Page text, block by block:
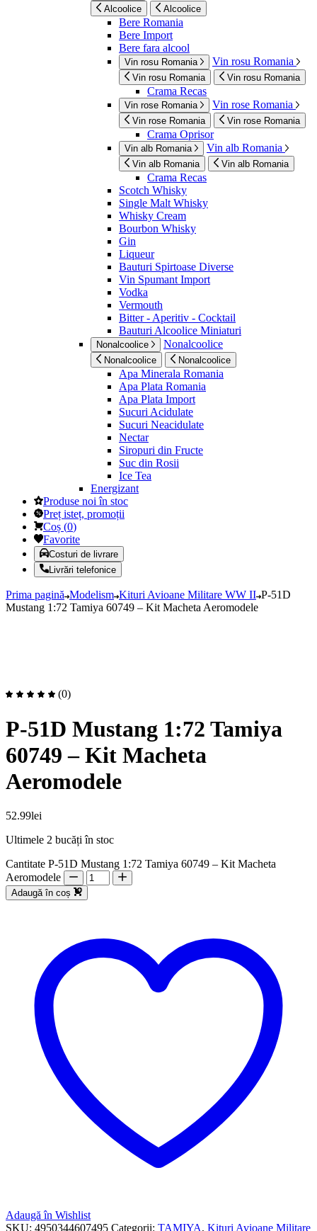
Alcoolice Alcoolice
Bere Romania
Bere Import
Bere fara alcool
Vin rosu Romania Vin rosu Romania
Vin rosu Romania Vin rosu Romania
Crama Recas
Vin rose Romania Vin rose Romania
Vin rose Romania Vin rose Romania
Crama Oprisor
Vin alb Romania Vin alb Romania
Vin alb Romania Vin alb Romania
Crama Recas
Scotch Whisky
Single Malt Whisky
Whisky Cream
Bourbon Whisky
Gin
Liqueur
Bauturi Spirtoase Diverse
Vin Spumant Import
Vodka
Vermouth
Bitter - Aperitiv - Cocktail
Bauturi Alcoolice Miniaturi
Nonalcoolice Nonalcoolice
Nonalcoolice Nonalcoolice
Apa Minerala Romania
Apa Plata Romania
Apa Plata Import
Sucuri Acidulate
Sucuri Neacidulate
Nectar
Siropuri din Fructe
Suc din Rosii
Ice Tea
Energizant
Produse noi în stoc
Preț isteț, promoții
Coș (0)
Favorite
Costuri de livrare
Livrări telefonice
Prima pagină Modelism Kituri Avioane Militare WW II P-51D
Mustang 1:72 Tamiya 60749 – Kit Macheta Aeromodele
(0)
P-51D Mustang 1:72 Tamiya
60749 – Kit Macheta
Aeromodele
52.99lei
Ultimele 2 bucăți în stoc
Cantitate P-51D Mustang 1:72 Tamiya 60749 – Kit Macheta
Aeromodele
Adaugă în coș
Adaugă în Wishlist
SKU: 4950344607495 Categorii: TAMIYA, Kituri Avioane Militare